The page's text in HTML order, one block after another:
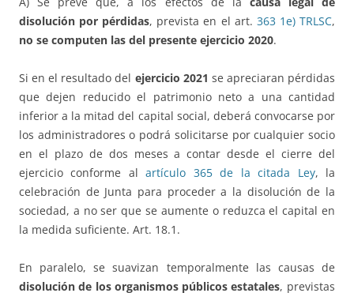
disolución por pérdidas, prevista en el art. 363 1e) TRLSC,
no se computen las del presente ejercicio 2020.
Si en el resultado del ejercicio 2021 se apreciaran pérdidas
que dejen reducido el patrimonio neto a una cantidad
inferior a la mitad del capital social, deberá convocarse por
los administradores o podrá solicitarse por cualquier socio
en el plazo de dos meses a contar desde el cierre del
ejercicio conforme alartículo 365 de la citada Ley, la
celebración de Junta para proceder a la disolución de la
sociedad, a no ser que se aumente o reduzca el capital en
la medida suficiente. Art. 18.1.
En paralelo, se suavizan temporalmente las causas de
disolución de los organismos públicos estatales, previstas